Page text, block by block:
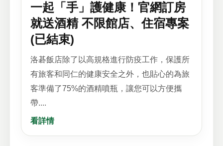
一起「手」護健康！官網訂房
就送酒精 不限館店、住宿專案
(已結束)
洛碁飯店除了以高規格進行防疫工作，保護所
有旅客和同仁的健康安全之外，也貼心的為旅
客準備了75%的酒精噴瓶，讓您可以方便攜
帶....
看詳情